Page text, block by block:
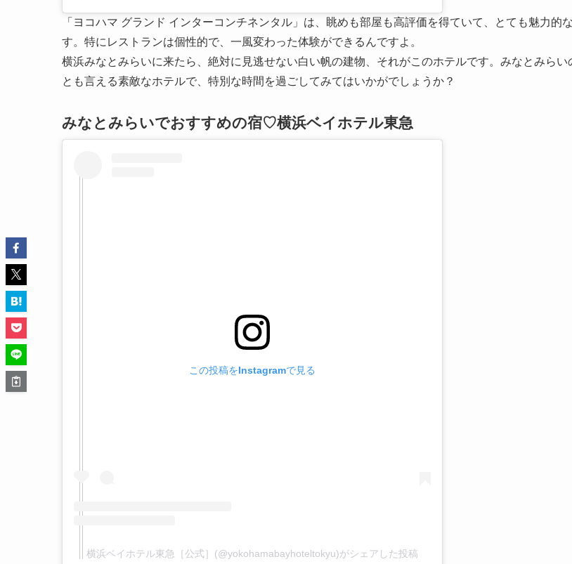
「ヨコハマ グランド インターコンチネンタル」は、眺めも部屋も高評価を得ていて、とても魅力的
す。特にレストランは個性的で、一風変わった体験ができるんですよ。
横浜みなとみらいに来たら、絶対に見逃せない白い帆の建物、それがこのホテルです。みなとみらい
とも言える素敵なホテルで、特別な時間を過ごしてみてはいかがでしょうか？
みなとみらいでおすすめの宿♡横浜ベイホテル東急
この投稿をInstagramで見る
横浜ベイホテル東急［公式］(@yokohamabayhoteltokyu)がシェアした投稿